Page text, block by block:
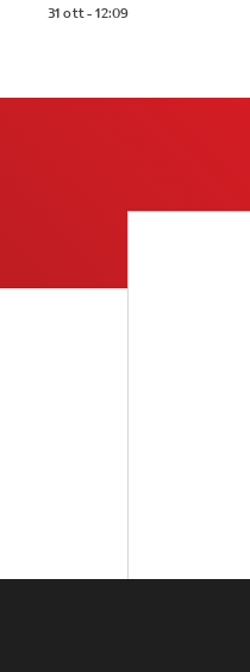
31 ott - 12:09